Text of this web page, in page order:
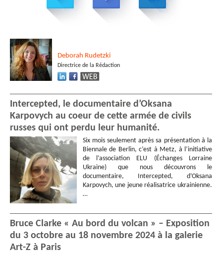
Deborah Rudetzki
Directrice de la Rédaction
Intercepted, le documentaire d’Oksana
Karpovych au coeur de cette armée de civils
russes qui ont perdu leur humanité.
Six mois seulement après sa présentation à la
Biennale de Berlin, c’est à Metz, à l’initiative
de l’association ELU (Échanges Lorraine
Ukraine) que nous découvrons le
documentaire, Intercepted, d’Oksana
Karpovych, une jeune réalisatrice ukrainienne.
…
Bruce Clarke « Au bord du volcan » – Exposition
du 3 octobre au 18 novembre 2024 à la galerie
Art-Z à Paris